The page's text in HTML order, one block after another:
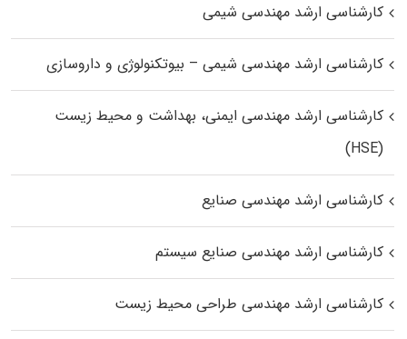
کارشناسی ارشد مهندسی شیمی
کارشناسی ارشد مهندسی شیمی – بیوتکنولوژی و داروسازی
کارشناسی ارشد مهندسی ایمنی، بهداشت و محیط زیست
(HSE)
کارشناسی ارشد مهندسی صنایع
کارشناسی ارشد مهندسی صنایع سیستم
کارشناسی ارشد مهندسی طراحی محیط زیست